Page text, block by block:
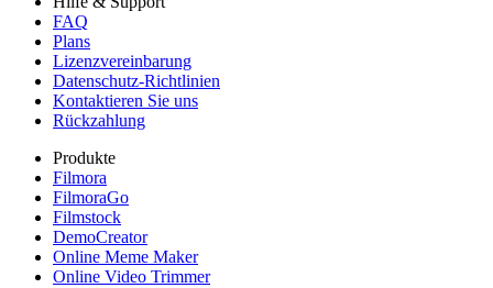
FAQ
Plans
Lizenzvereinbarung
Datenschutz-Richtlinien
Kontaktieren Sie uns
Rückzahlung
Produkte
Filmora
FilmoraGo
Filmstock
DemoCreator
Online Meme Maker
Online Video Trimmer